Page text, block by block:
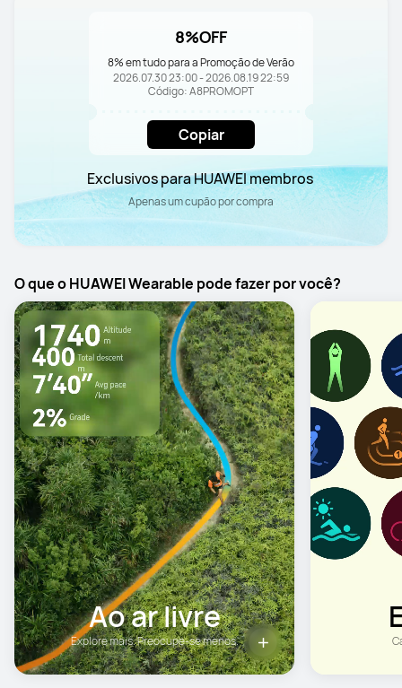
8%OFF
8% em tudo para a Promoção de Verão
2026.07.30 23:00 - 2026.08.19 22:59
Código: A8PROMOPT
Copiar
Exclusivos para HUAWEI membros
Apenas um cupão por compra
O que o HUAWEI Wearable pode fazer por você?
Ao ar livre
Explore mais. Preocupe-se menos.